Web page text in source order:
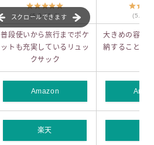
(5.0 / 5.0) (5.0 /
普段使いから旅行までポケ
ットも充実しているリュッ
クサック
大きめの容量
納することが
Amazon
楽天
スクロールできます